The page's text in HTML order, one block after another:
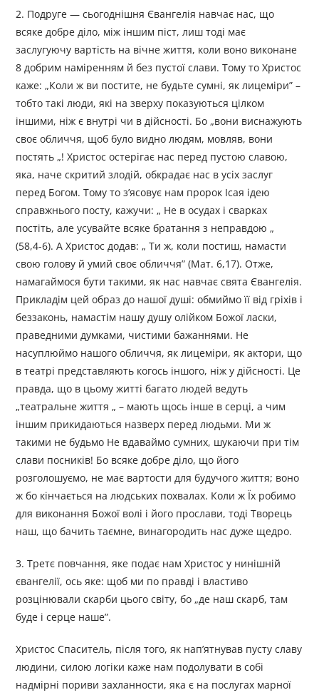
2. Подруге — сьогоднішня Євангелія навчає нас, що
всяке добре діло, між іншим піст, лиш тоді має
заслугуючу вартість на вічне життя, коли воно виконане
8 добрим наміренням й без пустої слави. Тому то Христос
каже: „Коли ж ви постите, не будьте сумні, як лицеміри” –
тобто такі люди, які на зверху показуються цілком
іншими, ніж є внутрі чи в дійсності. Бо „вони виснажують
своє обличчя, щоб було видно людям, мовляв, вони
постять „! Христос остерігає нас перед пустою славою,
яка, наче скритий злодій, обкрадає нас в усіх заслуг
перед Богом. Тому то з’ясовує нам пророк Ісая ідею
справжнього посту, кажучи: „ Не в осудах і сварках
постіть, але усувайте всяке братання з неправдою „
(58,4-6). А Христос додав: „ Ти ж, коли постиш, намасти
свою голову й умий своє обличчя” (Мат. 6,17). Отже,
намагаймося бути такими, як нас навчає свята Євангелія.
Прикладім цей образ до нашої душі: обмиймо її від гріхів і
беззаконь, намастім нашу душу олійком Божої ласки,
праведними думками, чистими бажаннями. Не
насуплюймо нашого обличчя, як лицеміри, як актори, що
в театрі представляють когось іншого, ніж у дійсності. Це
правда, що в цьому житті багато людей ведуть
„театральне життя „ – мають щось інше в серці, а чим
іншим прикидаються назверх перед людьми. Ми ж
такими не будьмо Не вдаваймо сумних, шукаючи при тім
слави посників! Бо всяке добре діло, що його
розголошуємо, не має вартости для будучого життя; воно
ж бо кінчається на людських похвалах. Коли ж Їх робимо
для виконання Божої волі і його прослави, тоді Творець
наш, що бачить таємне, винагородить нас дуже щедро.
3. Третє повчання, яке подає нам Христос у нинішній
євангелії, ось яке: щоб ми по правді і властиво
розцінювали скарби цього світу, бо „де наш скарб, там
буде і серце наше”.
Христос Спаситель, після того, як нап’ятнував пусту славу
людини, силою логіки каже нам подолувати в собі
надмірні пориви захланности, яка є на послугах марної